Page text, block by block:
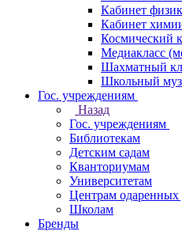
Кабинет
Кабинет
Космический
Медиакласс
Шахматный
Школьный
Гос. учреждениям
Назад
Гос. учреждениям
Библиотекам
Детским садам
Кванториумам
Университетам
Центрам одаренных
Школам
Бренды